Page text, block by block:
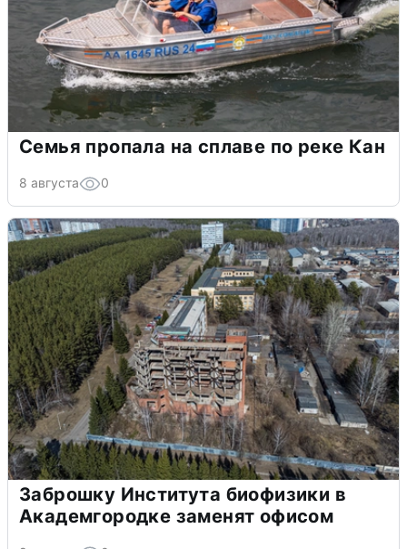
Семья пропала на сплаве по реке Кан
8 августа 0
Заброшку Института биофизики в
Академгородке заменят офисом